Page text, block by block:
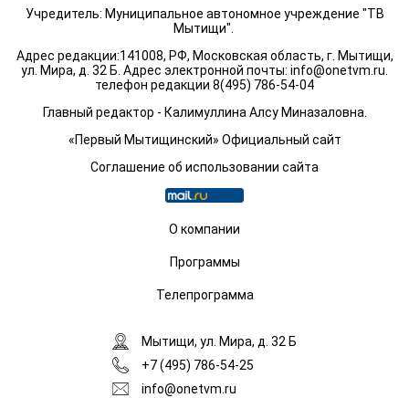
Учредитель: Муниципальное автономное учреждение "ТВ
Мытищи".
Адрес редакции:141008, РФ, Московская область, г. Мытищи,
ул. Мира, д. 32 Б. Адрес электронной почты: info@onetvm.ru
телефон редакции 8(495) 786-54-04
Главный редактор - Калимуллина Алсу Миназаловна.
«Первый Мытищинский» Официальный сайт
Соглашение об использовании сайта
О компании
Программы
Телепрограмма
Мытищи, ул. Мира, д. 32 Б
+7 (495) 786-54-25
info@onetvm.ru